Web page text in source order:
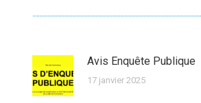
Avis Enquête Publique
17 janvier 2025